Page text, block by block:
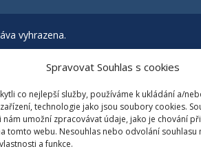
Spravovat Souhlas s cookies
co nejlepší služby, používáme k ukládání a/
technologie jako jsou soubory cookies.
umožní zpracovávat údaje, jako je chování
tomto webu. Nesouhlas nebo odvolání souhlasu
a funkce.
vyhrazena.